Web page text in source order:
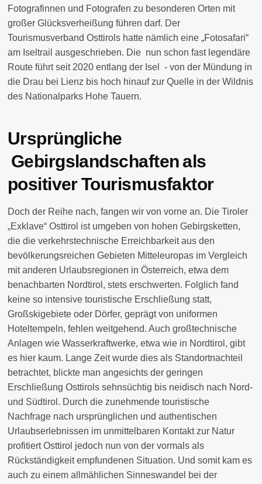
Fotografinnen und Fotografen zu besonderen Orten mit
großer Glücksverheißung führen darf. Der
Tourismusverband Osttirols hatte nämlich eine „Fotosafari“
am Iseltrail ausgeschrieben. Die nun schon fast legendäre
Route führt seit 2020 entlang der Isel - von der Mündung in
die Drau bei Lienz bis hoch hinauf zur Quelle in der Wildnis
des Nationalparks Hohe Tauern.
Ursprüngliche
Gebirgslandschaften als
positiver Tourismusfaktor
Doch der Reihe nach, fangen wir von vorne an. Die Tiroler
„Exklave“ Osttirol ist umgeben von hohen Gebirgsketten,
die die verkehrstechnische Erreichbarkeit aus den
bevölkerungsreichen Gebieten Mitteleuropas im Vergleich
mit anderen Urlaubsregionen in Österreich, etwa dem
benachbarten Nordtirol, stets erschwerten. Folglich fand
keine so intensive touristische Erschließung statt,
Großskigebiete oder Dörfer, geprägt von uniformen
Hoteltempeln, fehlen weitgehend. Auch großtechnische
Anlagen wie Wasserkraftwerke, etwa wie in Nordtirol, gibt
es hier kaum. Lange Zeit wurde dies als Standortnachteil
betrachtet, blickte man angesichts der geringen
Erschließung Osttirols sehnsüchtig bis neidisch nach Nord-
und Südtirol. Durch die zunehmende touristische
Nachfrage nach ursprünglichen und authentischen
Urlaubserlebnissen im unmittelbaren Kontakt zur Natur
profitiert Osttirol jedoch nun von der vormals als
Rückständigkeit empfundenen Situation. Und somit kam es
auch zu einem allmählichen Sinneswandel bei der